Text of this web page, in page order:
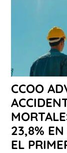
CCOO
23,8%
EL